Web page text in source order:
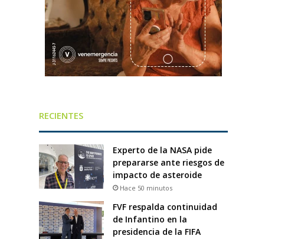
RECIENTES
Experto de la NASA pide
prepararse ante riesgos de
impacto de asteroide
Hace 50 minutos
FVF respalda continuidad
de Infantino en la
presidencia de la FIFA